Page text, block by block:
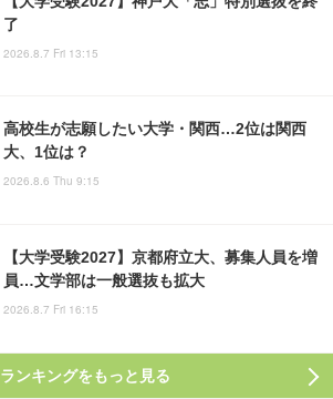
了
2026.8.7 Fri 13:15
高校生が志願したい大学・関西…2位は関西
大、1位は？
2026.8.6 Thu 9:15
【大学受験2027】京都府立大、募集人員を増
員…文学部は一般選抜も拡大
2026.8.7 Fri 16:15
ランキングをもっと見る